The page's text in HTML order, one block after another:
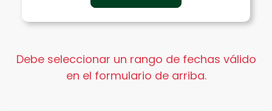
Debe seleccionar un rango de fechas válido
en el formulario de arriba.